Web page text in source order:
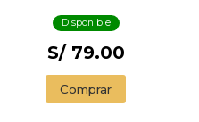
Disponible
S/ 79.00
Comprar